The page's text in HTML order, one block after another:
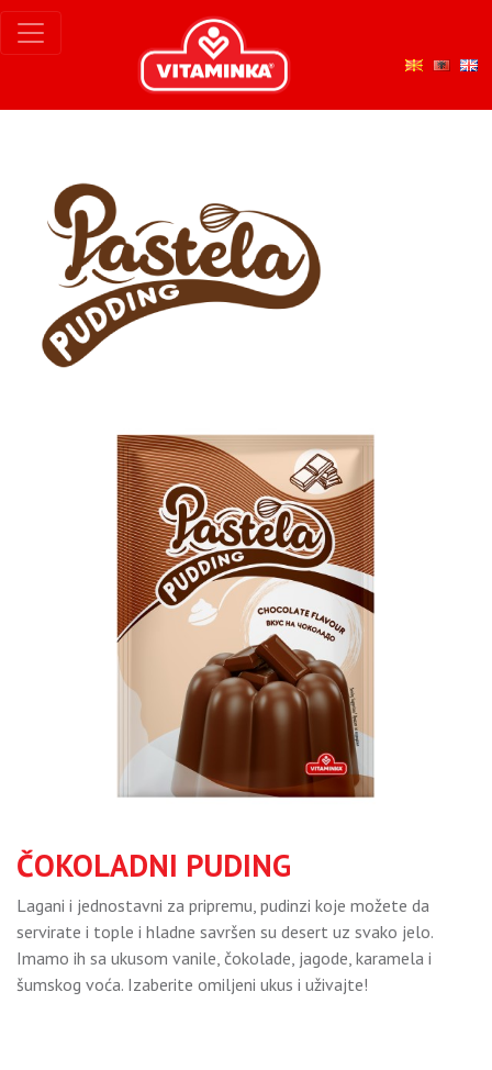
ČOKOLADNI PUDING
Lagani i jednostavni za pripremu, pudinzi koje možete da
servirate i tople i hladne savršen su desert uz svako jelo.
Imamo ih sa ukusom vanile, čokolade, jagode, karamela i
šumskog voća. Izaberite omiljeni ukus i uživajte!